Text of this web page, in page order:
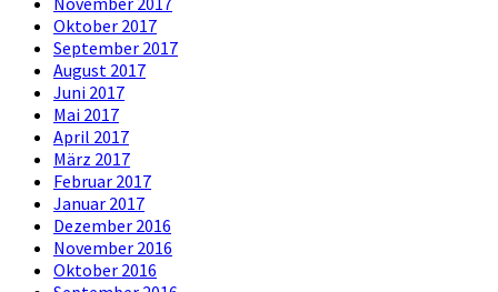
Oktober 2017
September 2017
August 2017
Juni 2017
Mai 2017
April 2017
März 2017
Februar 2017
Januar 2017
Dezember 2016
November 2016
Oktober 2016